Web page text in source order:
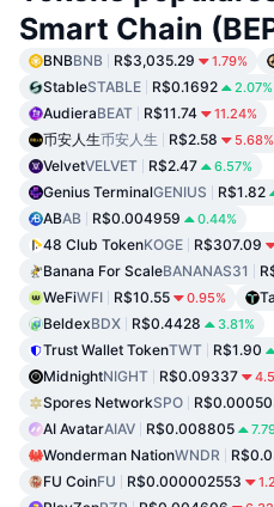
Smart Chain
BNBBNB R$3,035.29 1.79%
StableSTABLE R$0.1692 2.07%
AudieraBEAT R$11.74 11.24%
币安人生币安人生 R$2.58 5.68%
VelvetVELVET R$2.47 6.57%
Genius TerminalGENIUS R$1.82
ABAB R$0.004959 0.44%
48 Club TokenKOGE R$307.09
Banana For ScaleBANANAS31
WeFiWFI R$10.55 0.95%
BeldexBDX R$0.4428 3.81%
Trust Wallet TokenTWT R$1.90
MidnightNIGHT R$0.09337
Spores NetworkSPO
AI AvatarAIAV R$0.008805
Wonderman NationWNDR
FU CoinFU R$0.000002553